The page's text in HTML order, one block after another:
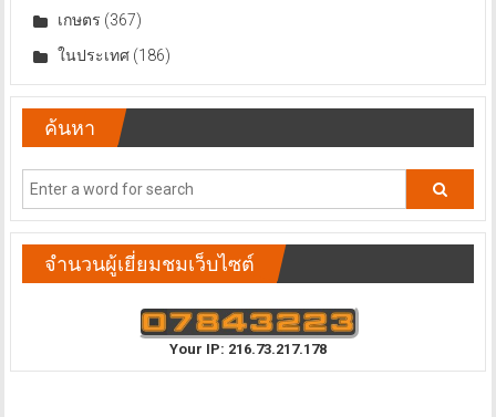
เกษตร (367)
ในประเทศ(186)
ค้นหา
จำนวนผู้เยี่ยมชมเว็บไซต์
Your IP: 216.73.217.178